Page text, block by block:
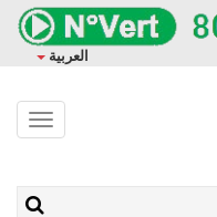
العربية
Toggle